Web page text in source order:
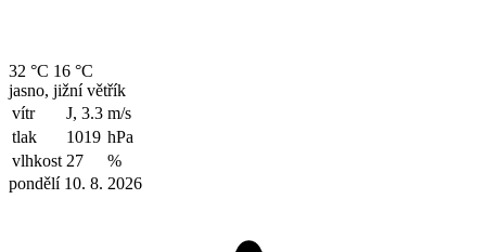
32 °C 16 °C
jasno, jižní větřík
vítr
J, 3.3 m/s
tlak
1019 hPa
vlhkost 27
%
pondělí 10. 8. 2026